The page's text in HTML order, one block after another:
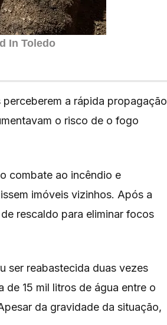
a rápida propagação
o risco de o fogo
combate ao incêndio e
imóveis vizinhos. Após a
rescaldo para eliminar focos
ser reabastecida duas vezes
15 mil litros de água entre o
da gravidade da situação,